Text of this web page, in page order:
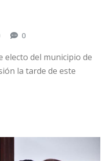
0
electo del municipio de
la tarde de este